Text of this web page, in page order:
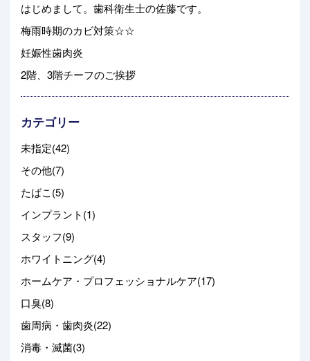
はじめまして。歯科衛生士の佐藤です。
梅雨時期のカビ対策☆☆
妊娠性歯肉炎
2階、3階チーフのご挨拶
カテゴリー
未指定(42)
その他(7)
たばこ(5)
インプラント(1)
スタッフ(9)
ホワイトニング(4)
ホームケア・プロフェッショナルケア(17)
口臭(8)
歯周病・歯肉炎(22)
消毒・滅菌(3)